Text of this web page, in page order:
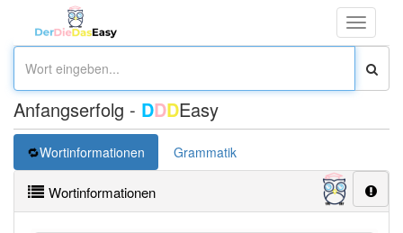
Toggle
Anfangserfolg - DDDEasy
Wortinformationen Grammatik
Wortinformationen